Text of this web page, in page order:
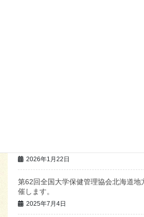
2026年1月22日
第62回全国大学保健管理協会北海道地
催します。
2025年7月4日